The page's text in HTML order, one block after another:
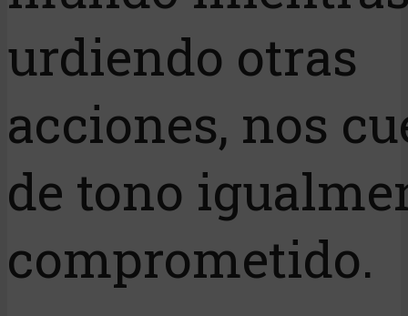
urdiendo otras
acciones, nos
de tono
comprometido.